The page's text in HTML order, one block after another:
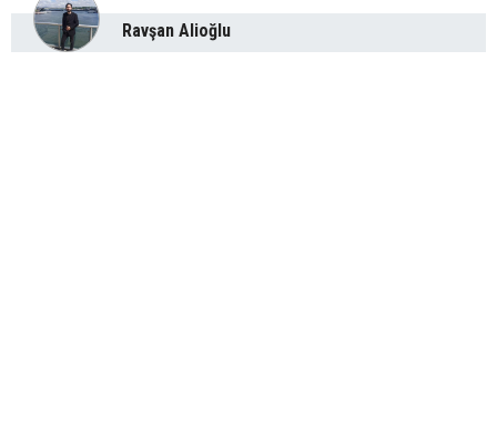
Ravşan Alioğlu